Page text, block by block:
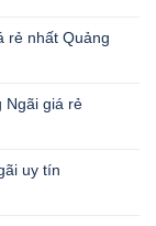
rẻ nhất Quảng
Ngãi giá rẻ
uy tín